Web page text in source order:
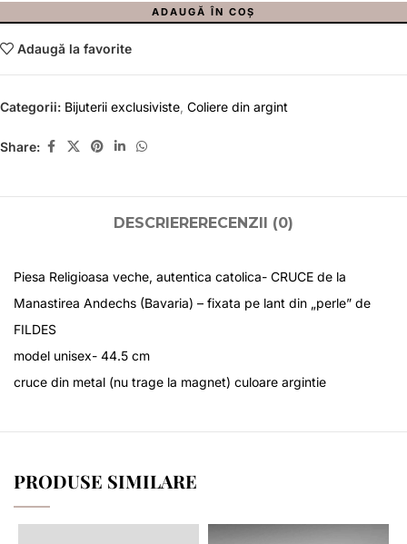
ADAUGĂ ÎN COȘ
Adaugă la favorite
Categorii: Bijuterii exclusiviste Coliere din argint
Share:
DESCRIERERECENZII (0)
Piesa Religioasa veche, autentica catolica- CRUCE de la
Manastirea Andechs (Bavaria) – fixata pe lant din „perle” de
FILDES
model unisex- 44.5 cm
cruce din metal (nu trage la magnet) culoare argintie
PRODUSE SIMILARE